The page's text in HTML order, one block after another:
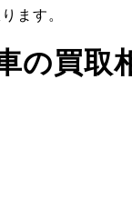
ます。
の買取